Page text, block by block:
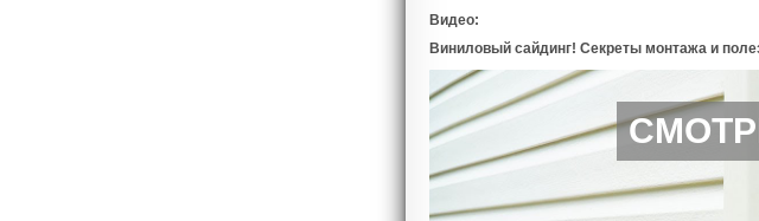
Видео:
Виниловый сайдинг! Секреты монтажа и